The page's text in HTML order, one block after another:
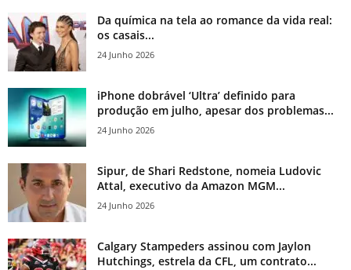
Da química na tela ao romance da vida real:
os casais...
24 Junho 2026
iPhone dobrável ‘Ultra’ definido para
produção em julho, apesar dos problemas...
24 Junho 2026
Sipur, de Shari Redstone, nomeia Ludovic
Attal, executivo da Amazon MGM...
24 Junho 2026
Calgary Stampeders assinou com Jaylon
Hutchings, estrela da CFL, um contrato...